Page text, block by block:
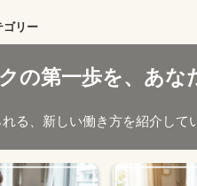
ゴリー
の第一歩を、あな
る、新しい働き方を紹介して